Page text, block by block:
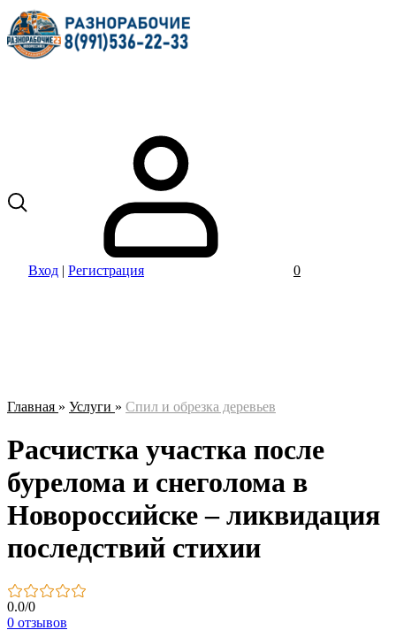
Вход | Регистрация 0
Главная » Услуги » Спил и обрезка деревьев
Расчистка участка после
бурелома и снеголома в
Новороссийске – ликвидация
последствий стихии
0.0/0
0 отзывов